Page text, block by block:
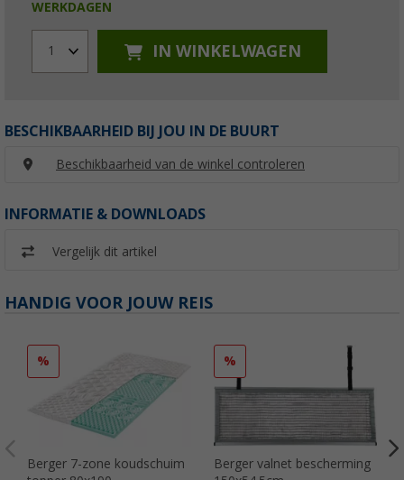
WERKDAGEN
1 IN WINKELWAGEN
BESCHIKBAARHEID BIJ JOU IN DE BUURT
Beschikbaarheid van de winkel controleren
INFORMATIE & DOWNLOADS
Vergelijk dit artikel
HANDIG VOOR JOUW REIS
%
Berger 7-zone koudschuim
%
Berger valnet bescherming